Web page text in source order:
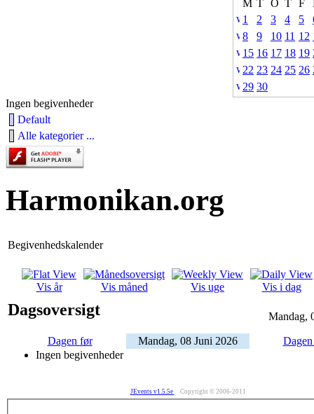
M T O T F
1
2 3 4 5
8
9 10 11 12
15 16 17 18 19
22 23 24 25 26
29 30
Ingen begivenheder
Default
Alle kategorier ...
Harmonikan.org
Begivenhedskalender
Vis år Vis måned Vis uge Vis i dag
Dagsoversigt Mandag,
Dagen før Mandag, 08 Juni 2026
Ingen begivenheder
JEvents v1.5.5e Copyright © 2006-2011